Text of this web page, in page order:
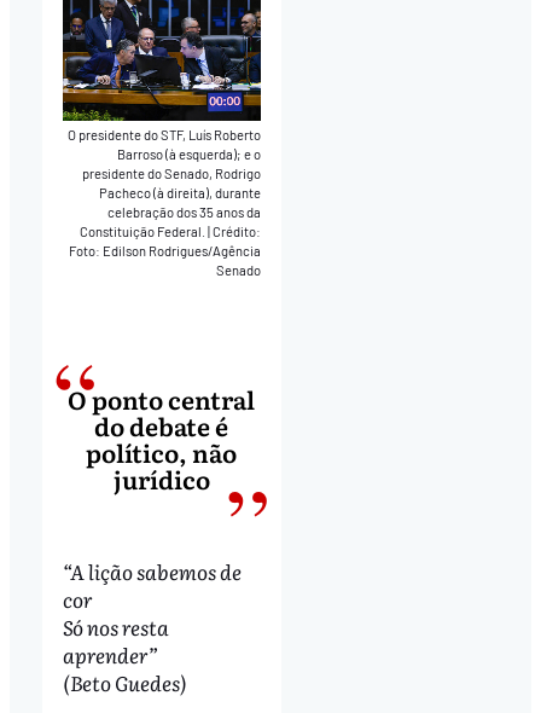
O presidente do STF, Luís Roberto
Barroso (à esquerda); e o
presidente do Senado, Rodrigo
Pacheco (à direita), durante
celebração dos 35 anos da
Constituição Federal. |Crédito:
Foto: Edilson Rodrigues/Agência
Senado
O ponto central
do debate é
político, não
jurídico
“A lição sabemos de
cor
Só nos resta
aprender”
(Beto Guedes)